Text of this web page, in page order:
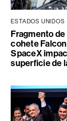
ESTADOS UNIDOS
Fragmento de
cohete
SpaceX
superficie de